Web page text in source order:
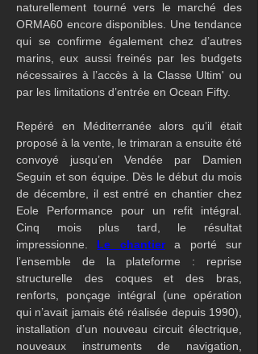
naturellement tourné vers le marché des
ORMA60 encore disponibles. Une tendance
qui se confirme également chez d’autres
marins, eux aussi freinés par les budgets
nécessaires à l’accès à la Classe Ultim' ou
par les limitations d’entrée en Ocean Fifty.
Repéré en Méditerranée alors qu’il était
proposé à la vente, le trimaran a ensuite été
convoyé jusqu’en Vendée par Damien
Seguin et son équipe. Dès le début du mois
de décembre, il est entré en chantier chez
Eole Performance pour un refit intégral.
Cinq mois plus tard, le résultat
impressionne. Le chantier a porté sur
l’ensemble de la plateforme : reprise
structurelle des coques et des bras,
renforts, ponçage intégral (une opération
qui n’avait jamais été réalisée depuis 1990),
installation d’un nouveau circuit électrique,
nouveaux instruments de navigation,